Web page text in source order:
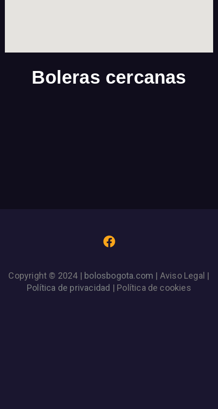
Boleras cercanas
Copyright © 2024 | bolosbogota.com | Aviso Legal |
Política de privacidad | Política de cookies